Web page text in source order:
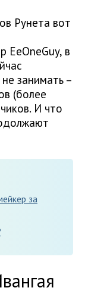
Рунета вот
EeOneGuy, в
занимать –
(более
И что
за